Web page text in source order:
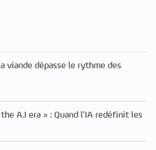
viande dépasse le rythme des
A.I era » : Quand l’IA redéfinit les